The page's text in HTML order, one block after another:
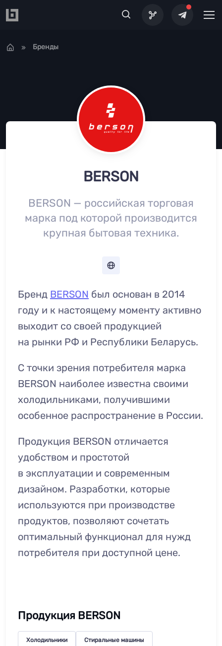
Бренды
BERSON
BERSON — российская торговая
марка под которой производится
крупная бытовая техника.
Бренд BERSON был основан в 2014
году и к настоящему моменту активно
выходит со своей продукцией
на рынки РФ и Республики Беларусь.
С точки зрения потребителя марка
BERSON наиболее известна своими
холодильниками, получившими
особенное распространение в России.
Продукция BERSON отличается
удобством и простотой
в эксплуатации и современным
дизайном. Разработки, которые
используются при производстве
продуктов, позволяют сочетать
оптимальный функционал для нужд
потребителя при доступной цене.
Продукция BERSON
Холодильники Стиральные машины